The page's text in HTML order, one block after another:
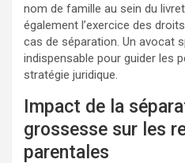
nom de famille au sein du
également l’exercice des
cas de séparation. Un avocat
indispensable pour guider les
stratégie juridique.
Impact de la
grossesse sur les
parentales